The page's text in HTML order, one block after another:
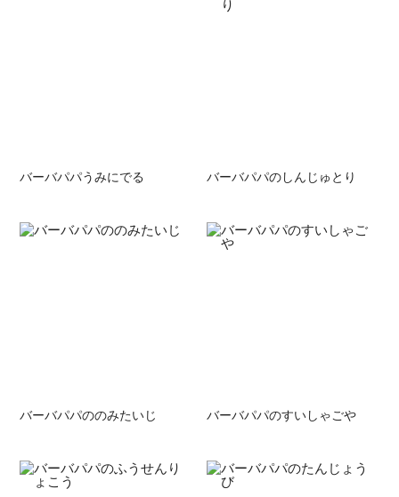
バーバパパうみにでる バーバパパのしんじゅとり
バーバパパののみたいじ バーバパパのすいしゃごや